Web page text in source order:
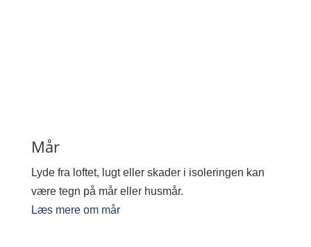
Mår
Lyde fra loftet, lugt eller skader i isoleringen kan
være tegn på mår eller husmår.
Læs mere om mår